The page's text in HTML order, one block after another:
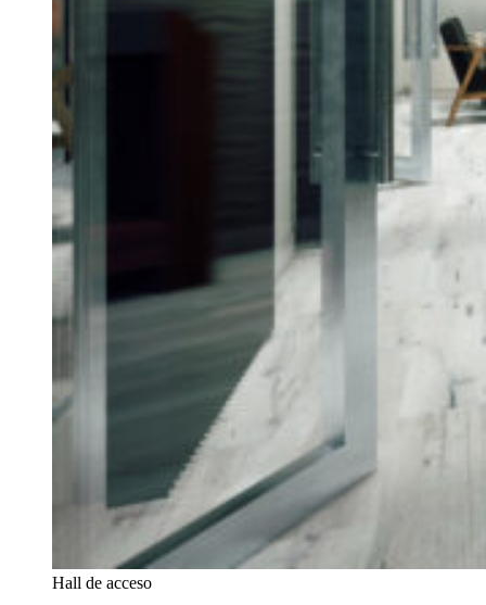
Hall de acceso